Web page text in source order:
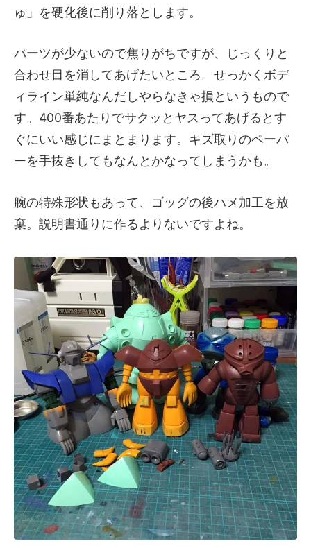
ゅ」を硬化後に削り落とします。
パーツが少ないので焦りがちですが、じっくりと
合わせ目を消してあげたいところ。せっかくボデ
ィライン単純なんだしやらなきゃ損というもので
す。400番あたりでサクッとヤスってあげるとす
ぐにいい感じにまとまります。キズ取りのペーパ
ーを手抜きしてもなんとかなってしまうかも。
腕の特殊形状もあって、ゴッグの後ハメ加工を放
棄。説明書通りに作るよりないですよね。